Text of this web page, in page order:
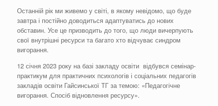
Останній рік ми живемо у світі, в якому невідомо, що буде
завтра і постійно доводиться адаптуватись до нових
обставин. Усе це призводить до того, що люди вичерпують
свої внутрішні ресурси та багато хто відчуває синдром
вигорання.
12 січня 2023 року на базі закладу освіти відбувся семінар-
практикум для практичних психологів і соціальних педагогів
закладів освіти Гайсинської ТГ за темою: «Педагогічне
вигорання. Спосіб відновлення ресурсу».